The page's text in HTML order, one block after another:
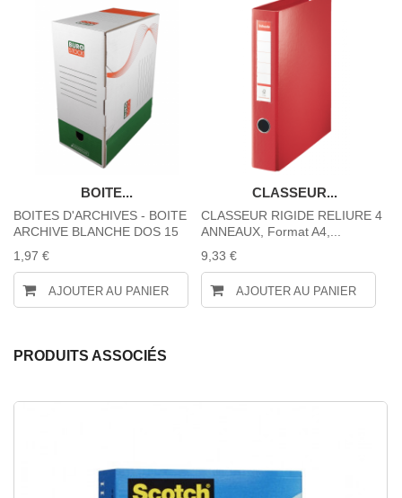
BOITE...
BOITES D'ARCHIVES - BOITE
ARCHIVE BLANCHE DOS 15
1,97 €
AJOUTER AU PANIER
CLASSEUR...
CLASSEUR RIGIDE RELIURE 4
ANNEAUX, Format A4,...
9,33 €
AJOUTER AU PANIER
PRODUITS ASSOCIÉS